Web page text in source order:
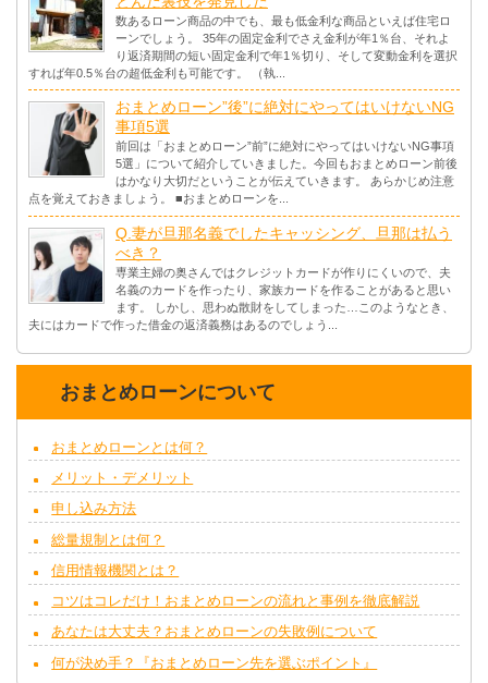
数あるローン商品の中でも、最も低金利な商品といえば住宅ロ
ーンでしょう。 35年の固定金利でさえ金利が年1％台、それよ
り返済期間の短い固定金利で年1％切り、そして変動金利を選択
すれば年0.5％台の超低金利も可能です。 （執...
おまとめローン”後”に絶対にやってはいけないNG
事項5選
前回は「おまとめローン”前”に絶対にやってはいけないNG事項
5選」について紹介していきました。今回もおまとめローン前後
はかなり大切だということが伝えていきます。 あらかじめ注意
点を覚えておきましょう。 ■おまとめローンを...
Q.妻が旦那名義でしたキャッシング、旦那は払う
べき？
専業主婦の奥さんではクレジットカードが作りにくいので、夫
名義のカードを作ったり、家族カードを作ることがあると思い
ます。 しかし、思わぬ散財をしてしまった…このようなとき、
夫にはカードで作った借金の返済義務はあるのでしょう...
おまとめローンについて
おまとめローンとは何？
メリット・デメリット
申し込み方法
総量規制とは何？
信用情報機関とは？
コツはコレだけ！おまとめローンの流れと事例を徹底解説
あなたは大丈夫？おまとめローンの失敗例について
何が決め手？『おまとめローン先を選ぶポイント』